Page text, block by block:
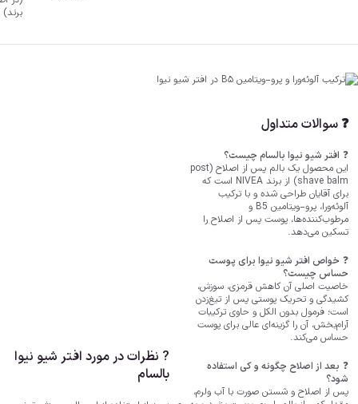
برند)
❓ سوالات متداول
❓ افتر شیو نیوا بالسام چیست؟
این محصول یک بالم پس از اصلاح (post
shave balm) از برند ‎NIVEA است که
برای آقایان طراحی شده و با ترکیب
آلوئه‌ورا، پرو-ویتامین B5 و
مرطوب‌کننده‌ها، پوست پس از اصلاح را
تسکین می‌دهد.
❓ خواص افتر شیو نیوا برای پوست
حساس چیست؟
خاصیت اصلی آن کاهش قرمزی، سوزش،
کشیدگی و تحریک پوستی پس از تیغ‌زدن
است؛ فرمول بدون الکل و حاوی ترکیبات
آرام‌بخش، آن را گزینه‌ای عالی برای پوست
حساس می‌کند.
❓ بعد از اصلاح چگونه و کی استفاده
شود؟
پس از اصلاح و شستن صورت با آب ولرم،
? نظرات در مورد افتر شیو نیوا
بالسام